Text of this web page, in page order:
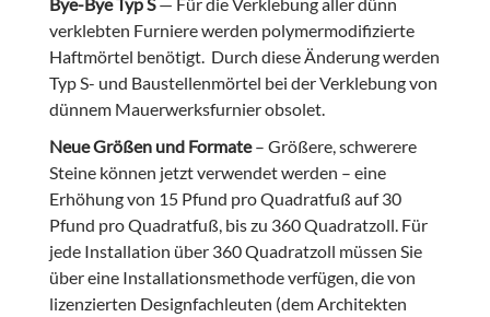
verklebten Furniere werden polymermodifizierte
Haftmörtel benötigt. Durch diese Änderung werden
Typ S- und Baustellenmörtel bei der Verklebung von
dünnem Mauerwerksfurnier obsolet.
Neue Größen und Formate– Größere, schwerere
Steine können jetzt verwendet werden – eine
Erhöhung von 15 Pfund pro Quadratfuß auf 30
Pfund pro Quadratfuß, bis zu 360 Quadratzoll. Für
jede Installation über 360 Quadratzoll müssen Sie
über eine Installationsmethode verfügen, die von
lizenzierten Designfachleuten (dem Architekten